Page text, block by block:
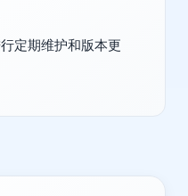
定期维护和版本更